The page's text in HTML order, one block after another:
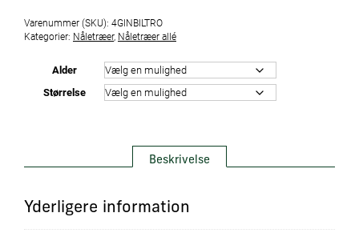
Varenummer (SKU): 4GINBILTRO
Kategorier: Nåletræer, Nåletræer allé
Alder
Størrelse
Beskrivelse
Yderligere information